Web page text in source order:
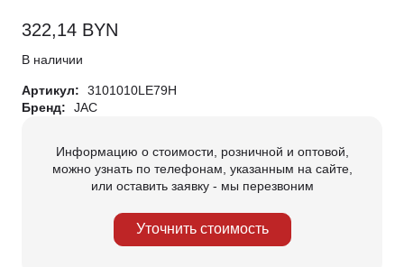
322,14 BYN
В наличии
Артикул:
3101010LE79H
Бренд:
JAC
Информацию о стоимости, розничной и оптовой,
можно узнать по телефонам, указанным на сайте,
или оставить заявку - мы перезвоним
Уточнить стоимость